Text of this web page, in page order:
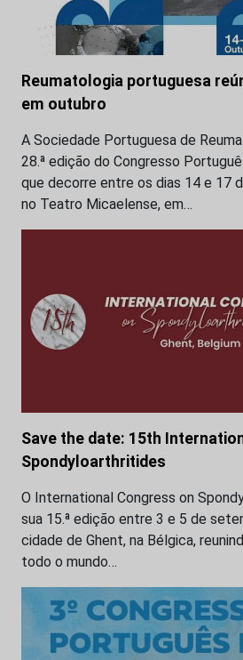
Reumatologia portuguesa
em outubro
A Sociedade Portuguesa de
28.ª edição do Congresso
que decorre entre os dias 14 e 17
no Teatro Micaelense, em…
Save the date: 15th
Spondyloarthritides
O International Congress on
sua 15.ª edição entre 3 e 5 de
cidade de Ghent, na Bélgica,
todo o mundo…